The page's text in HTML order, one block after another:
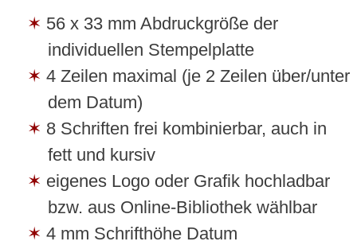
56 x 33 mm Abdruckgröße der
individuellen Stempelplatte
4 Zeilen maximal (je 2 Zeilen über/unter
dem Datum)
8 Schriften frei kombinierbar, auch in
fett und kursiv
eigenes Logo oder Grafik hochladbar
bzw. aus Online-Bibliothek wählbar
4 mm Schrifthöhe Datum